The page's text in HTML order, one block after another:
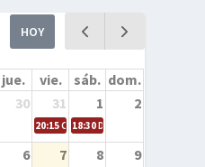
HOY
jue. vie. sáb. dom.
30 31 1 2
20:15Cine en la calle – Cómo
18:30Danza – Cita en el
6 7 8 9